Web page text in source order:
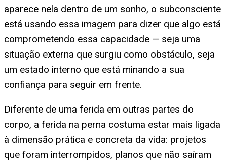
aparece nela dentro de um sonho, o subconsciente
está usando essa imagem para dizer que algo está
comprometendo essa capacidade — seja uma
situação externa que surgiu como obstáculo, seja
um estado interno que está minando a sua
confiança para seguir em frente.
Diferente de uma ferida em outras partes do
corpo, a ferida na perna costuma estar mais ligada
à dimensão prática e concreta da vida: projetos
que foram interrompidos, planos que não saíram